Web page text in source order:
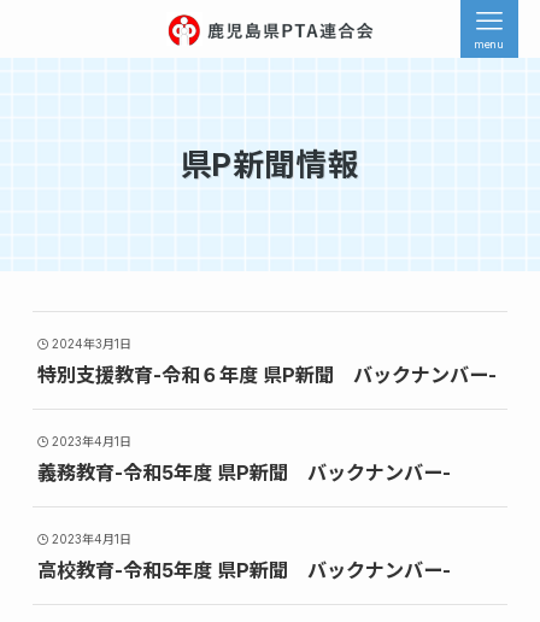
menu
県P新聞情報
2024年3月1日
特別支援教育-令和６年度 県P新聞 バックナンバー-
2023年4月1日
義務教育-令和5年度 県P新聞 バックナンバー-
2023年4月1日
高校教育-令和5年度 県P新聞 バックナンバー-